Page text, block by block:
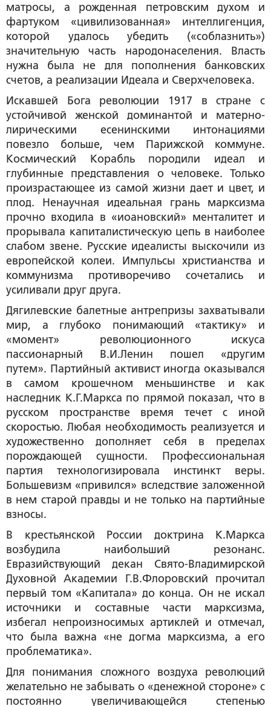
матросы, а рожденная петровским духом и
фартуком «цивилизованная» интеллигенция,
которой удалось убедить («соблазнить»)
значительную часть народонаселения. Власть
нужна была не для пополнения банковских
счетов, а реализации Идеала и Сверхчеловека.
Искавшей Бога революции 1917 в стране с
устойчивой женской доминантой и матерно-
лирическими есенинскими интонациями
повезло больше, чем Парижской коммуне.
Космический Корабль породили идеал и
глубинные представления о человеке. Только
произрастающее из самой жизни дает и цвет, и
плод. Ненаучная идеальная грань марксизма
прочно входила в «иоановский» менталитет и
прорывала капиталистическую цепь в наиболее
слабом звене. Русские идеалисты выскочили из
европейской колеи. Импульсы христианства и
коммунизма противоречиво сочетались и
усиливали друг друга.
Дягилевские балетные антрепризы захватывали
мир, а глубоко понимающий «тактику» и
«момент» революционного искуса
пассионарный В.И.Ленин пошел «другим
путем». Партийный активист иногда оказывался
в самом крошечном меньшинстве и как
наследник К.Г.Маркса по прямой показал, что в
русском пространстве время течет с иной
скоростью. Любая необходимость реализуется и
художественно дополняет себя в пределах
порождающей сущности. Профессиональная
партия технологизировала инстинкт веры.
Большевизм «привился» вследствие заложенной
в нем старой правды и не только на партийные
взносы.
В крестьянской России доктрина К.Маркса
возбудила наибольший резонанс.
Евразийствующий декан Свято-Владимирской
Духовной Академии Г.В.Флоровский прочитал
первый том «Капитала» до конца. Он не искал
источники и составные части марксизма,
избегал непроизносимых артиклей и отмечал,
что была важна «не догма марксизма, а его
проблематика».
Для понимания сложного воздуха революций
желательно не забывать о «денежной стороне» с
постоянно увеличивающейся степенью